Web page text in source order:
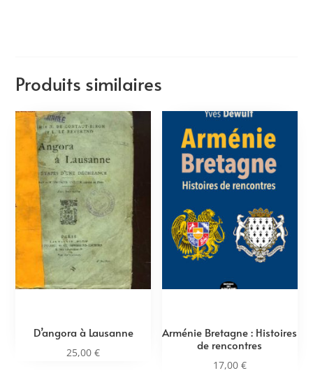
Produits similaires
D’angora à Lausanne
25,00€
Arménie Bretagne : Histoires
de rencontres
17,00 €